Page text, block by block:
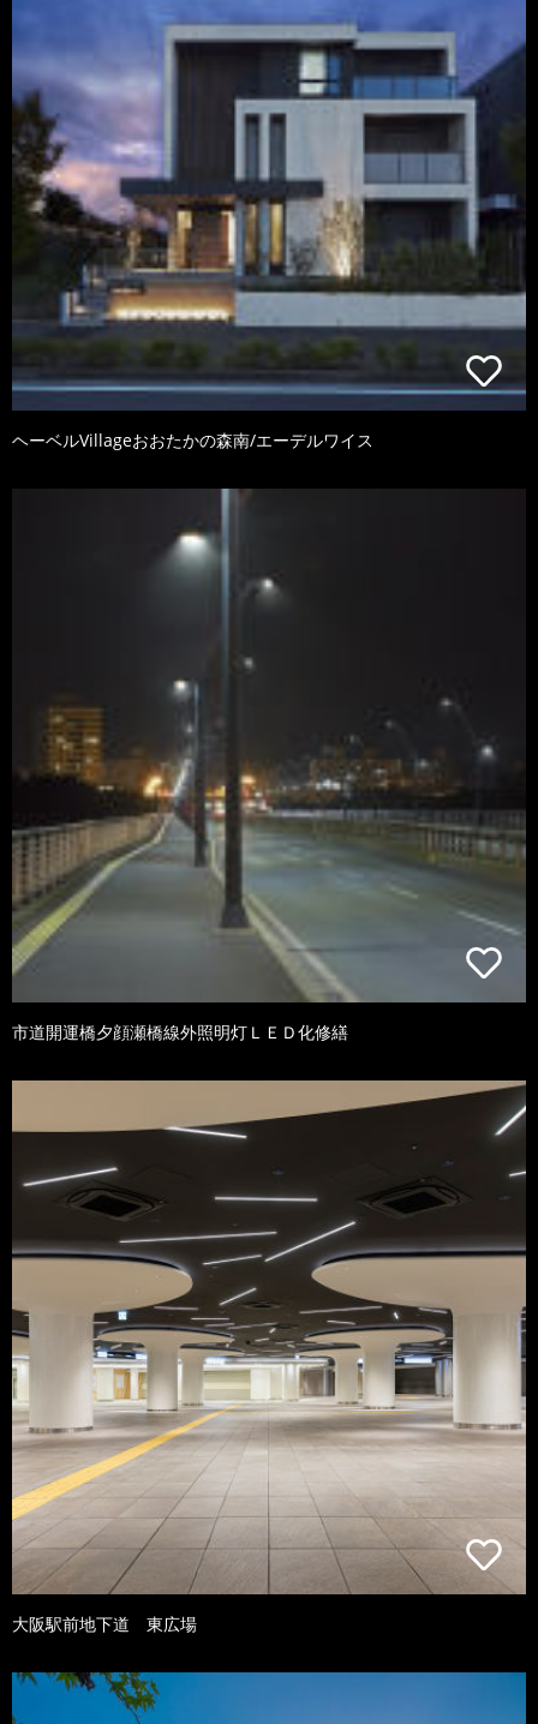
ヘーベルVillageおおたかの森南/エーデルワイス
市道開運橋夕顔瀬橋線外照明灯ＬＥＤ化修繕
大阪駅前地下道 東広場